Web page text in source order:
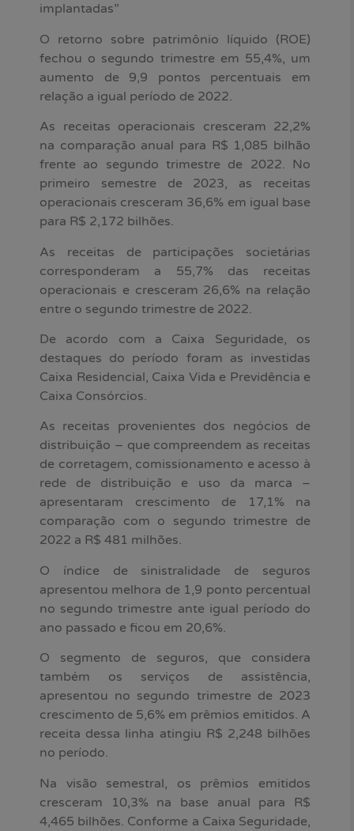
implantadas”
O retorno sobre patrimônio líquido (ROE)
fechou o segundo trimestre em 55,4%, um
aumento de 9,9 pontos percentuais em
relação a igual período de 2022.
As receitas operacionais cresceram 22,2%
na comparação anual para R$ 1,085 bilhão
frente ao segundo trimestre de 2022. No
primeiro semestre de 2023, as receitas
operacionais cresceram 36,6% em igual base
para R$ 2,172 bilhões.
As receitas de participações societárias
corresponderam a 55,7% das receitas
operacionais e cresceram 26,6% na relação
entre o segundo trimestre de 2022.
De acordo com a Caixa Seguridade, os
destaques do período foram as investidas
Caixa Residencial, Caixa Vida e Previdência e
Caixa Consórcios.
As receitas provenientes dos negócios de
distribuição – que compreendem as receitas
de corretagem, comissionamento e acesso à
rede de distribuição e uso da marca –
apresentaram crescimento de 17,1% na
comparação com o segundo trimestre de
2022 a R$ 481 milhões.
O índice de sinistralidade de seguros
apresentou melhora de 1,9 ponto percentual
no segundo trimestre ante igual período do
ano passado e ficou em 20,6%.
O segmento de seguros, que considera
também os serviços de assistência,
apresentou no segundo trimestre de 2023
crescimento de 5,6% em prêmios emitidos. A
receita dessa linha atingiu R$ 2,248 bilhões
no período.
Na visão semestral, os prêmios emitidos
cresceram 10,3% na base anual para R$
4,465 bilhões. Conforme a Caixa Seguridade,